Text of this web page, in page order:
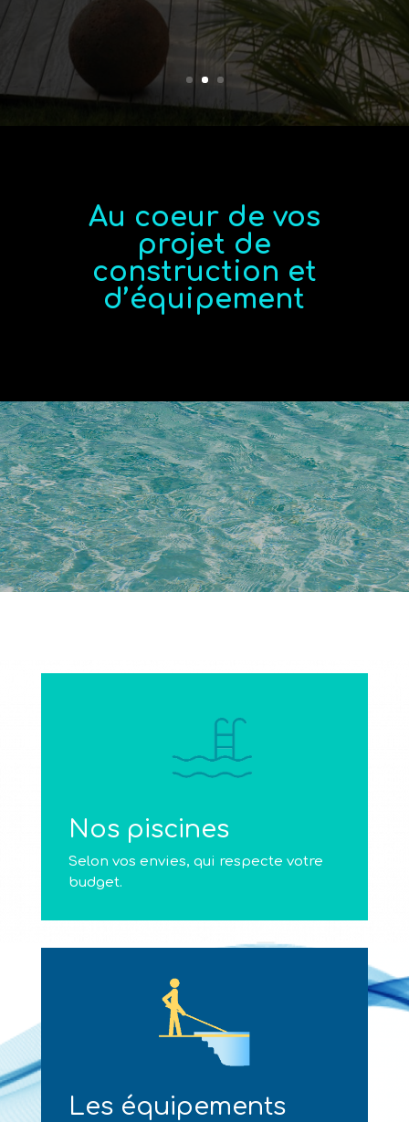
Au coeur de vos
projet de
construction et
d’équipement
Nos piscines
Selon vos envies, qui respecte votre
budget.
Les équipements